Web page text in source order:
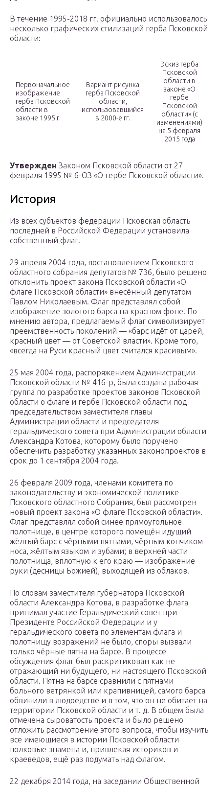
В течение 1995-2018 гг. официально использовалось
несколько графических стилизаций герба Псковской
области:
Первоначальное
изображение
герба Псковской
области в
законе 1995 г.
Вариант рисунка
герба Псковской
области,
использовавшийся
в 2000-е гг.
Эскиз герба
Псковской
области в
законе «О
гербе
Псковской
области» (с
изменениями)
на 5 февраля
2015 года
Утвержден Законом Псковской области от 27
февраля 1995 № 6-ОЗ «О гербе Псковской области».
История
Из всех субъектов федерации Псковская область
последней в Российской Федерации установила
собственный флаг.
29 апреля 2004 года, постановлением Псковского
областного собрания депутатов № 736, было решено
отклонить проект закона Псковской области «О
флаге Псковской области» внесённый депутатом
Павлом Николаевым. Флаг представлял собой
изображение золотого барса на красном фоне. По
мнению автора, предлагаемый флаг символизирует
преемственность поколений — «барс идёт от царей,
красный цвет — от Советской власти». Кроме того,
«всегда на Руси красный цвет считался красивым».
25 мая 2004 года, распоряжением Администрации
Псковской области № 416-р, была создана рабочая
группа по разработке проектов законов Псковской
области о флаге и гербе Псковской области под
председательством заместителя главы
Администрации области и председателя
геральдического совета при Администрации области
Александра Котова, которому было поручено
обеспечить разработку указанных законопроектов в
срок до 1 сентября 2004 года.
26 февраля 2009 года, членами комитета по
законодательству и экономической политике
Псковского областного Собрания, был рассмотрен
новый проект закона «О флаге Псковской области».
Флаг представлял собой синее прямоугольное
полотнище, в центре которого помещён идущий
жёлтый барс с чёрными пятнами, чёрным кончиком
носа, жёлтым языком и зубами; в верхней части
полотнища, вплотную к его краю — изображение
руки (десницы Божией), выходящей из облаков.
По словам заместителя губернатора Псковской
области Александра Котова, в разработке флага
принимал участие Геральдический совет при
Президенте Российской Федерации и у
геральдического совета по элементам флага и
полотнищу возражений не было, споры вызвали
только чёрные пятна на барсе. В процессе
обсуждения флаг был раскритикован как не
отражающий ни будущего, ни настоящего Псковской
области. Пятна на барсе сравнили с пятнами
больного ветрянкой или крапивницей, самого барса
обвинили в людоедстве и в том, что он не обитает на
территории Псковской области и т. д. В общем была
отмечена сыроватость проекта и было решено
отложить рассмотрение этого вопроса, чтобы изучить
все имеющиеся в истории Псковской области
полковые знамена и, привлекая историков и
краеведов, ещё раз подумать над флагом.
22 декабря 2014 года, на заседании Общественной